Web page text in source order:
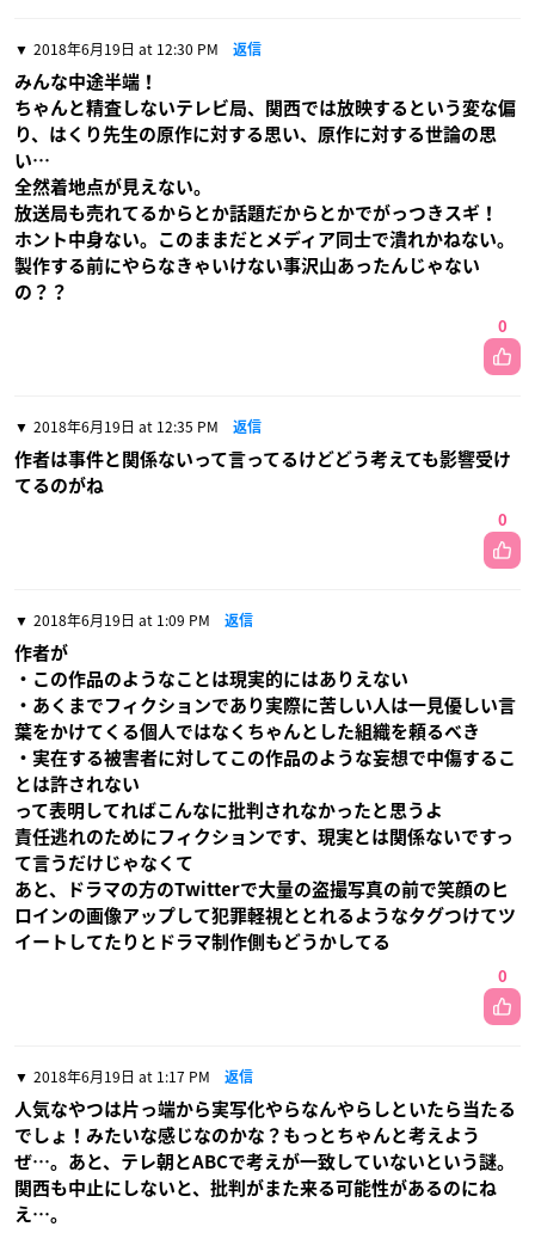
2018年6月19日 at 12:30 PM 返信
みんな中途半端！
ちゃんと精査しないテレビ局、関西では放映するという変な偏
り、はくり先生の原作に対する思い、原作に対する世論の思
い…
全然着地点が見えない。
放送局も売れてるからとか話題だからとかでがっつきスギ！
ホント中身ない。このままだとメディア同士で潰れかねない。
製作する前にやらなきゃいけない事沢山あったんじゃない
の？？
0
2018年6月19日 at 12:35 PM 返信
作者は事件と関係ないって言ってるけどどう考えても影響受け
てるのがね
0
2018年6月19日 at 1:09 PM 返信
作者が
・この作品のようなことは現実的にはありえない
・あくまでフィクションであり実際に苦しい人は一見優しい言
葉をかけてくる個人ではなくちゃんとした組織を頼るべき
・実在する被害者に対してこの作品のような妄想で中傷するこ
とは許されない
って表明してればこんなに批判されなかったと思うよ
責任逃れのためにフィクションです、現実とは関係ないですっ
て言うだけじゃなくて
あと、ドラマの方のTwitterで大量の盗撮写真の前で笑顔のヒ
ロインの画像アップして犯罪軽視ととれるようなタグつけてツ
イートしてたりとドラマ制作側もどうかしてる
0
2018年6月19日 at 1:17 PM 返信
人気なやつは片っ端から実写化やらなんやらしといたら当たる
でしょ！みたいな感じなのかな？もっとちゃんと考えよう
ぜ…。あと、テレ朝とABCで考えが一致していないという謎。
関西も中止にしないと、批判がまた来る可能性があるのにね
え…。